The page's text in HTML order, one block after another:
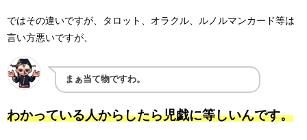
ではその違いですが、タロット、オラクル、ルノルマンカード等は
言い方悪いですが、
まぁ当て物ですわ。
わかっている人からしたら児戯に等しいんです。